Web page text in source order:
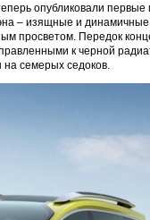
опубликовали
– изящные и динамичные
просветом. Передок
к черной
семерых седоков.